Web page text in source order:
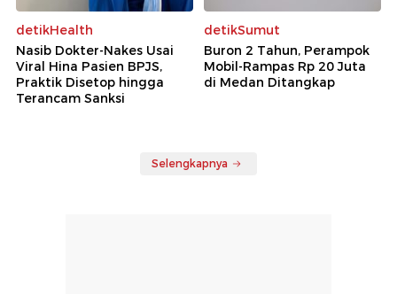
detikHealth
Nasib Dokter-Nakes Usai
Viral Hina Pasien BPJS,
Praktik Disetop hingga
Terancam Sanksi
detikSumut
Buron 2 Tahun, Perampok
Mobil-Rampas Rp 20 Juta
di Medan Ditangkap
Selengkapnya